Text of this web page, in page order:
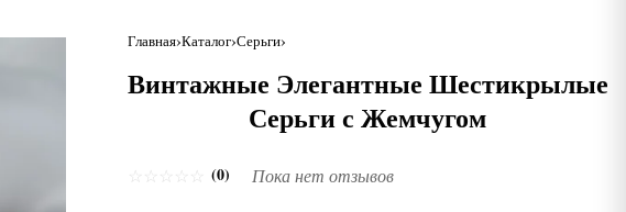
Главная Каталог Серьги
Винтажные Элегантные Шестикрылые
Серьги с Жемчугом
(0) Пока нет отзывов